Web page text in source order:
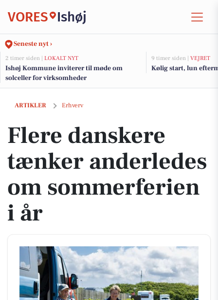
VORES Ishøj
Seneste nyt ›
2 timer siden | LOKALT NYT
Ishøj Kommune inviterer til møde om
solceller for virksomheder
9 timer siden | VEJRET
Kølig start, lun
ARTIKLER Erhverv
Flere danskere tænker anderledes om sommerferien i år
Flere danskere
tænker anderledes
om sommerferien
i år